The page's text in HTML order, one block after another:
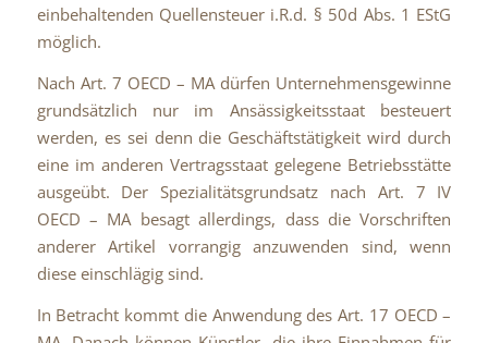
einbehaltenden Quellensteuer i.R.d. § 50d Abs. 1 EStG
möglich.
Nach Art. 7 OECD – MA dürfen Unternehmensgewinne
grundsätzlich nur im Ansässigkeitsstaat besteuert
werden, es sei denn die Geschäftstätigkeit wird durch
eine im anderen Vertragsstaat gelegene Betriebsstätte
ausgeübt. Der Spezialitätsgrundsatz nach Art. 7 IV
OECD – MA besagt allerdings, dass die Vorschriften
anderer Artikel vorrangig anzuwenden sind, wenn
diese einschlägig sind.
In Betracht kommt die Anwendung des Art. 17 OECD –